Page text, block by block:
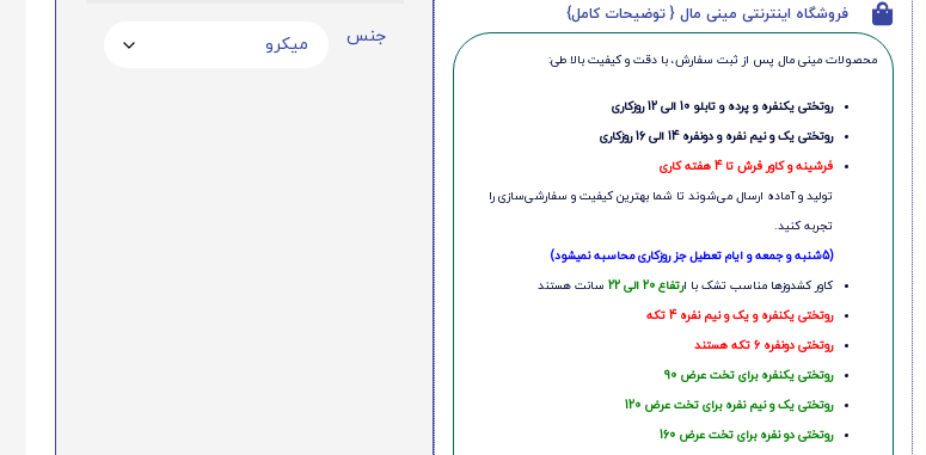
فروشگاه اینترنتی مینی مال { توضیحات کامل}
محصولات مینی‌ مال پس از ثبت سفارش، با دقت و کیفیت بالا طی:
روتختی یکنفره و پرده و تابلو 10 الی 12 روزکاری
روتختی یک و نیم نفره و دونفره 14 الی 16 روزکاری
فرشینه و کاور فرش تا 4 هفته کاری
تولید و آماده ارسال می‌شوند تا شما بهترین کیفیت و سفارشی‌سازی را
تجربه کنید.
(5شنبه و جمعه و ایام تعطیل جز روزکاری محاسبه نمیشود)
کاور کشدوزها مناسب تشک با ارتفاع 20 الی 22
سانت هستند
روتختی یکنفره و یک و نیم نفره 4 تکه
روتختی دونفره 6 تکه هستند
روتختی یکنفره برای تخت عرض 90
روتختی یک و نیم نفره برای تخت عرض 120
روتختی دو نفره برای تخت عرض 160
جنس